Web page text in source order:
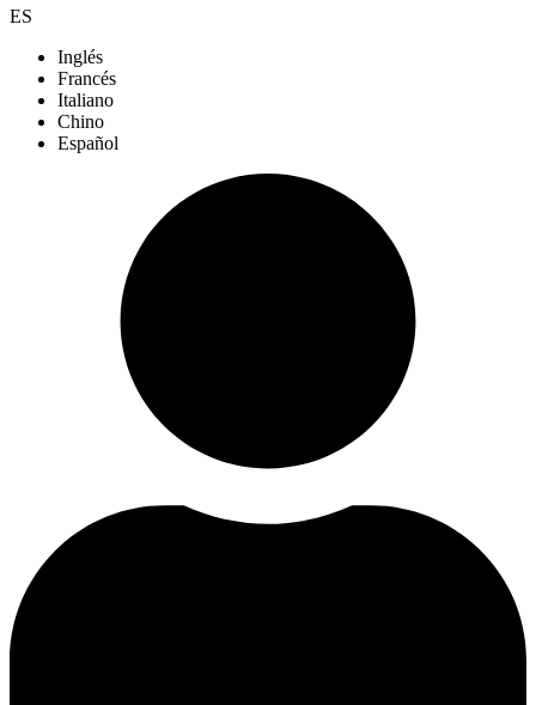
ES
Inglés
Francés
Italiano
Chino
Español